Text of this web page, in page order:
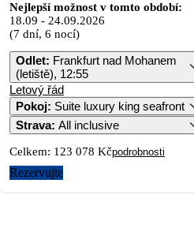
Nejlepší možnost v tomto období:
18.09 - 24.09.2026
(7 dní, 6 nocí)
Odlet: Frankfurt nad Mohanem
(letiště), 12:55
Letový řád
Pokoj: Suite luxury king seafront
Strava: All inclusive
Celkem: 123 078 Kčpodrobnosti
Rezervujte